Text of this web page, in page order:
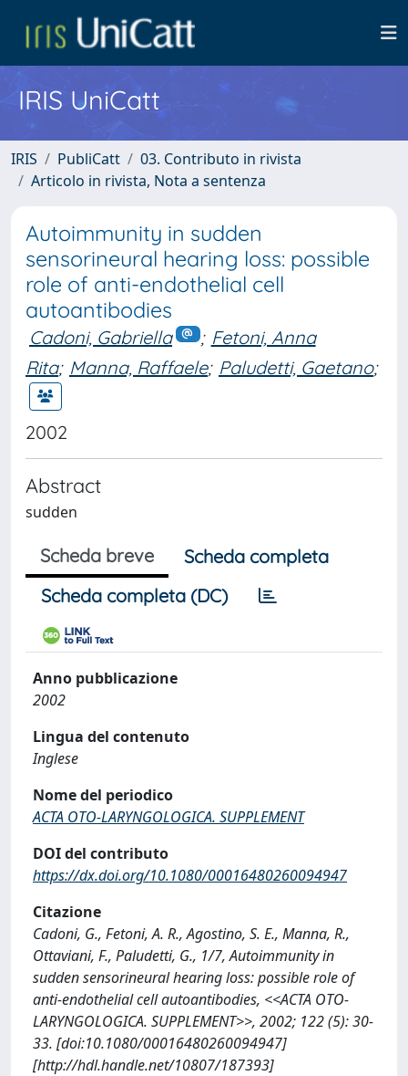
IRIS UniCatt
IRIS PubliCatt
03. Contributo in rivista
Articolo in rivista, Nota a sentenza
Autoimmunity in sudden
sensorineural hearing loss: possible
role of anti-endothelial cell
autoantibodies
Cadoni, Gabriella ; Fetoni, Anna
Rita; Manna, Raffaele; Paludetti, Gaetano;
2002
Abstract
sudden
Scheda breve
Scheda completa
Scheda completa (DC)
Anno pubblicazione
2002
Lingua del contenuto
Inglese
Nome del periodico
ACTA OTO-LARYNGOLOGICA. SUPPLEMENT
DOI del contributo
https://dx.doi.org/10.1080/00016480260094947
Citazione
Cadoni, G., Fetoni, A. R., Agostino, S. E., Manna, R.,
Ottaviani, F., Paludetti, G., 1/7, Autoimmunity in
sudden sensorineural hearing loss: possible role of
anti-endothelial cell autoantibodies, <<ACTA OTO-
LARYNGOLOGICA. SUPPLEMENT>>, 2002; 122 (5): 30-
33. [doi:10.1080/00016480260094947]
[http://hdl.handle.net/10807/187393]